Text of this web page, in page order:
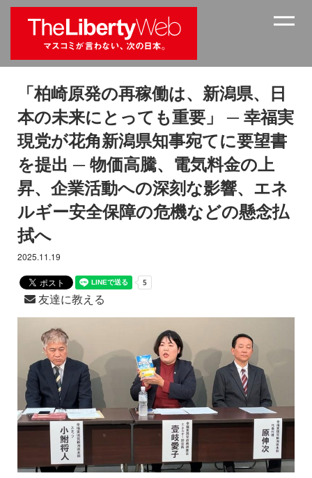
「柏崎原発の再稼働は、新潟県、日
本の未来にとっても重要」 ─ 幸福実
現党が花角新潟県知事宛てに要望書
を提出 ─ 物価高騰、電気料金の上
昇、企業活動への深刻な影響、エネ
ルギー安全保障の危機などの懸念払
拭へ
2025.11.19
友達に教える